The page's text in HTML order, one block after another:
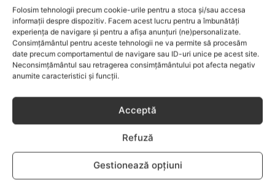
Folosim tehnologii precum cookie-urile pentru a stoca și/sau accesa
informații despre dispozitiv. Facem acest lucru pentru a îmbunătăți
experiența de navigare și pentru a afișa anunțuri (ne)personalizate.
Consimțământul pentru aceste tehnologii ne va permite să procesăm
date precum comportamentul de navigare sau ID-uri unice pe acest site.
Neconsimțământul sau retragerea consimțământului pot afecta negativ
anumite caracteristici și funcții.
Acceptă
Refuză
Gestionează opțiuni
CATEGORII POPULARE
EVENIMENTE
LIFESTYLE
713
COPII
633
BEBELUSI
436
DEZVOLTAREA COPILULUI
COMPORTAMENT